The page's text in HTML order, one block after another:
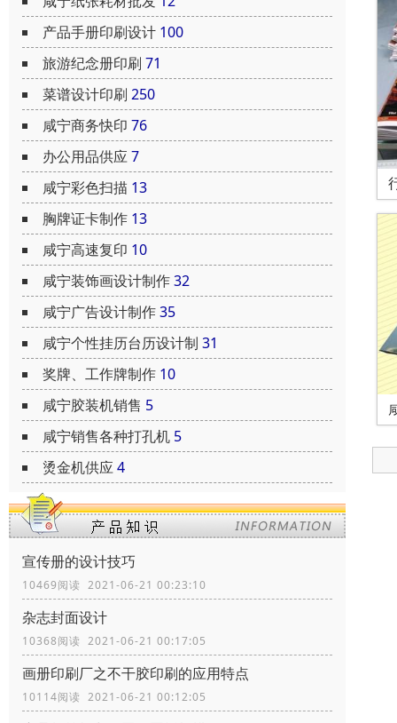
产品手册印刷设计 100
旅游纪念册印刷 71
菜谱设计印刷 250
咸宁商务快印 76
办公用品供应7
咸宁彩色扫描 13
胸牌证卡制作 13
咸宁高速复印 10
咸宁装饰画设计制作32
咸宁广告设计制作35
咸宁个性挂历台历设计制 31
奖牌、工作牌制作 10
咸宁胶装机销售 5
咸宁销售各种打孔机 5
烫金机供应4
宣传册的设计技巧
10469阅读 2021-06-21 00:23:10
杂志封面设计
10368阅读 2021-06-21 00:17:05
画册印刷厂之不干胶印刷的应用特点
10114阅读 2021-06-21 00:12:05